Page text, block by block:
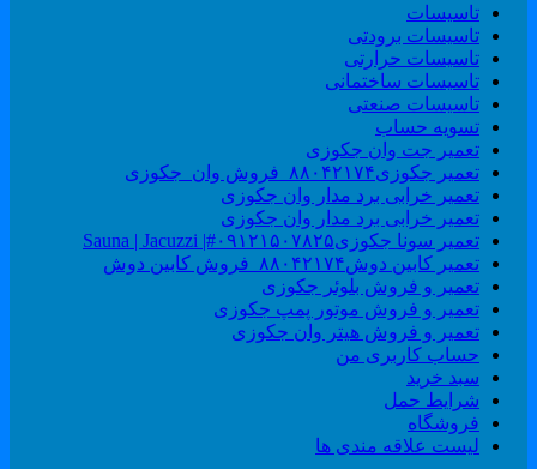
تاسیسات
تاسیسات برودتی
تاسیسات حرارتی
تاسیسات ساختمانی
تاسیسات صنعتی
تسویه حساب
تعمیر جت وان جکوزی
تعمیر جکوزی۸۸۰۴۲۱۷۴_فروش وان_جکوزی
تعمیر خرابی برد مدار وان جکوزی
تعمیر خرابی برد مدار وان جکوزی
تعمیر سونا جکوزی۰۹۱۲۱۵۰۷۸۲۵#| Sauna | Jacuzzi
تعمیر کابین دوش۸۸۰۴۲۱۷۴_فروش کابین دوش
تعمیر و فروش بلوئر جکوزی
تعمیر و فروش موتور پمپ جکوزی
تعمیر و فروش هیتر وان جکوزی
حساب کاربری من
سبد خرید
شرایط حمل
فروشگاه
لیست علاقه مندی ها